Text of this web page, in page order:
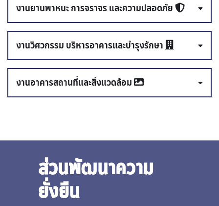
หัวหน้างานบริหารและธุรการ
งานยานพาหนะ การจราจร และความปลอดภัย
หัวหน้างานยานพาหนะ การจราจรและความ
ปลอดภัย
งานวิศวกรรม บริหารอาคารและบำรุงรักษา
หัวหน้างานวิศวกรรม บริหารอาคารและบำรุง
รักษา
งานอาคารสถานที่และสิ่งแวดล้อม
ส่วนพัฒนาความ
ยั่งยืน